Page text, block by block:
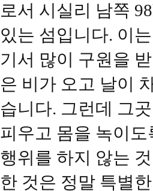
로서 시실리 남쪽
있는 섬입니다. 이
기서 많이 구원을
은 비가 오고 날이
습니다. 그런데 그
피우고 몸을 녹이
행위를 하지 않는
한 것은 정말 특별